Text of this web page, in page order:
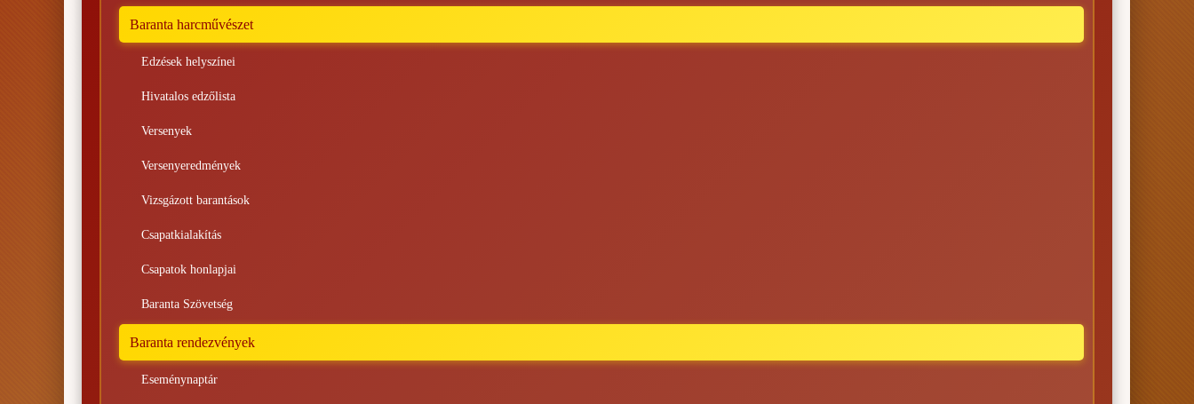
Baranta harcművészet
Edzések helyszínei
Hivatalos edzőlista
Versenyek
Versenyeredmények
Vizsgázott barantások
Csapatkialakítás
Csapatok honlapjai
Baranta Szövetség
Baranta rendezvények
Eseménynaptár